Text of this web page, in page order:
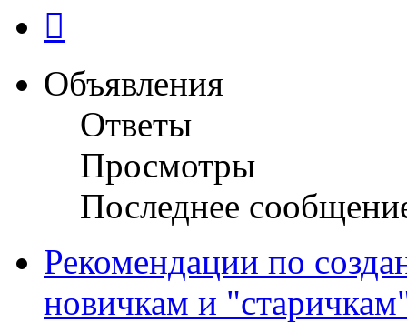
Объявления
Ответы
Просмотры
Последнее
Рекомендации по
новичкам и